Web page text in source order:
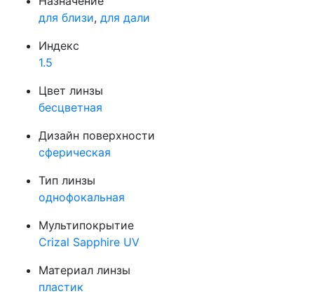
для близи, для дали
Индекс
1.5
Цвет линзы
бесцветная
Дизайн поверхности
сферическая
Тип линзы
однофокальная
Мультипокрытие
Crizal Sapphire UV
Материал линзы
пластик